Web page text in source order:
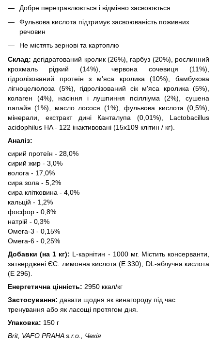
Добре перетравлюється і відмінно засвоюється
Фульвова кислота підтримує засвоюваність поживних
речовин
Не містять зернові та картоплю
Склад: дегідратований кролик (26%), гарбуз (20%), рослинний
крохмаль рідкий (14%), червона сочевиця (11%),
гідролізований протеїн з м'яса кролика (10%), бамбукова
лігноцелюлоза (5%), гідролізований сік м'яса кролика (5%),
колаген (4%), насіння і лушпиння псілліума (2%), сушена
папайя (1%), масло лосося (1%), фульвова кислота (0,5%),
мінерали, екстракт дині Канталупа (0,01%), Lactobacillus
acidophilus HA - 122 інактивовані (15x109 клітин / кг).
Аналіз:
сирий протеїн - 28,0%
сирий жир - 3,0%
волога - 17,0%
сира зола - 5,2%
сира клітковина - 4,0%
кальцій - 1,2%
фосфор - 0,8%
натрій - 0,3%
Омега-3 - 0,15%
Омега-6 - 0,25%
Добавки (на 1 кг): L-карнітин - 1000 мг. Містить консерванти,
затверджені ЄС: лимонна кислота (E 330), DL-яблучна кислота
(E 296).
Енергетична цінність: 2950 ккал/кг
Застосування: давати щодня як винагороду під час
тренування або як ласощі протягом дня.
Упаковка: 150 г
Brit, VAFO PRAHA s.r.o., Чехія